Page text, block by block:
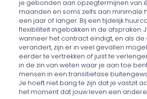
je gebonden aan opzegtermijnen van
maanden en soms zelfs aan minimale
een jaar of langer. Bij een tijdelijk
flexibiliteit ingebakken in de afspraken.
wanneer het contract eindigt, en als de
verandert, zijn er in veel gevallen
eerder te vertrekken of juist te
in de zin van weten waar je aan toe
mensen in een transitiefase
Je hoeft niet bang te zijn dat je vastzit
het moment dat jouw leven een